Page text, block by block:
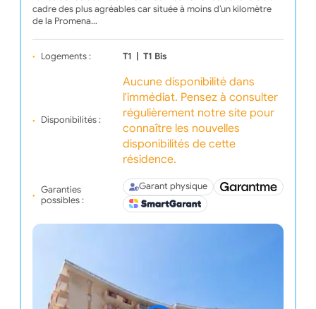
cadre des plus agréables car située à moins d’un kilomètre
de la Promena…
Logements : T1 T1 Bis
Disponibilités :
Aucune disponibilité dans
l'immédiat. Pensez à consulter
régulièrement notre site pour
connaître les nouvelles
disponibilités de cette
résidence.
Garanties
possibles :
Garant physique